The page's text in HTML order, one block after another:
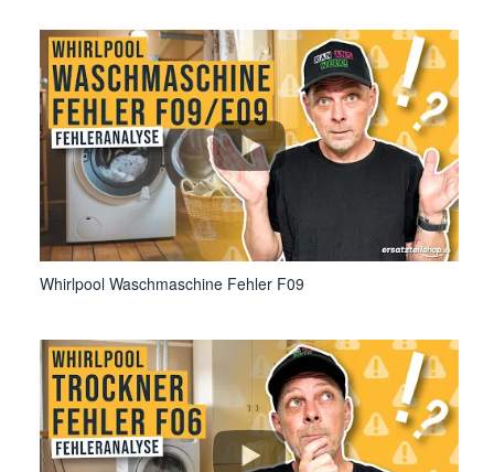
Whirlpool Waschmaschine Fehler F09